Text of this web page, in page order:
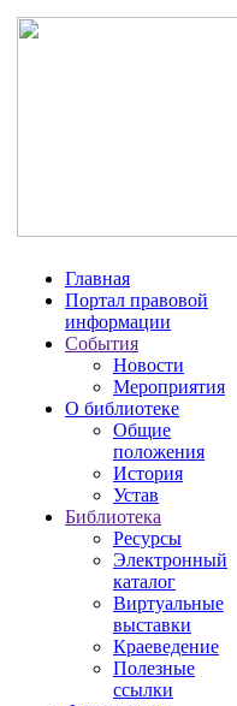
Главная
Портал правовой
информации
События
Новости
Мероприятия
О библиотеке
Общие
положения
История
Устав
Библиотека
Ресурсы
Электронный
каталог
Виртуальные
выставки
Краеведение
Полезные
ссылки